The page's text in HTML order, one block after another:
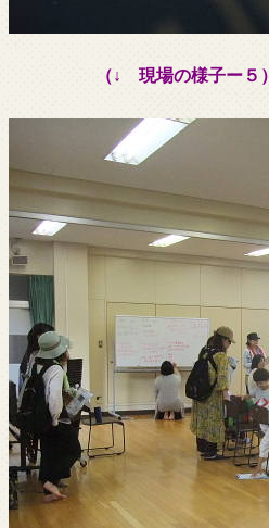
（↓ 現場の様子ー５）